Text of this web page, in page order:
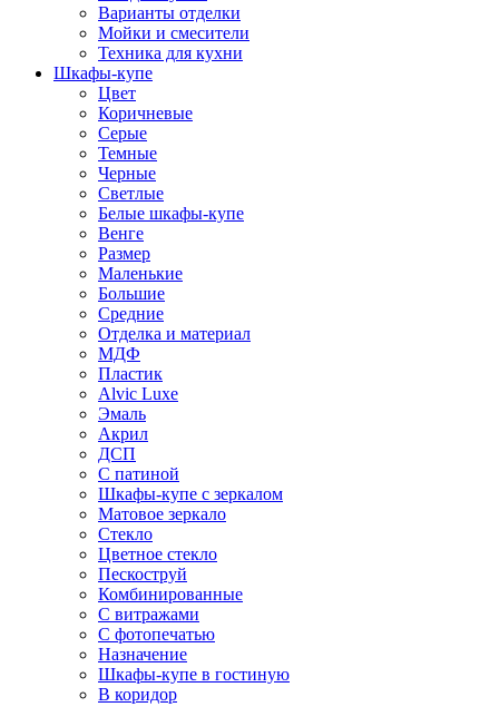
Варианты отделки
Мойки и смесители
Техника для кухни
Шкафы-купе
Цвет
Коричневые
Серые
Темные
Черные
Светлые
Белые шкафы-купе
Венге
Размер
Маленькие
Большие
Средние
Отделка и материал
МДФ
Пластик
Alvic Luxe
Эмаль
Акрил
ДСП
С патиной
Шкафы-купе с зеркалом
Матовое зеркало
Стекло
Цветное стекло
Пескоструй
Комбинированные
С витражами
С фотопечатью
Назначение
Шкафы-купе в гостиную
В коридор